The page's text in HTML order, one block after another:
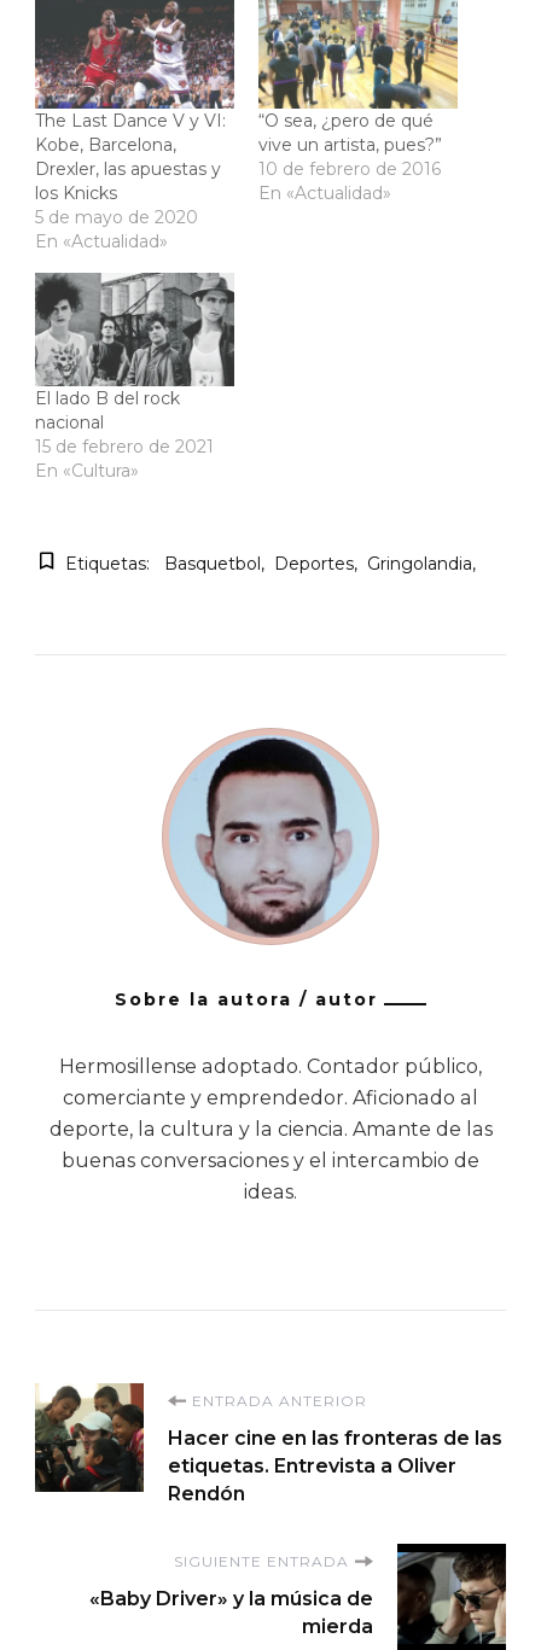
The Last Dance V y VI:
Kobe, Barcelona,
Drexler, las apuestas y
los Knicks
5 de mayo de 2020
En «Actualidad»
“O sea, ¿pero de qué
vive un artista, pues?”
10 de febrero de 2016
En «Actualidad»
El lado B del rock
nacional
15 de febrero de 2021
En «Cultura»
Etiquetas: Basquetbol Deportes Gringolandia
Sobre la autora / autor
Hermosillense adoptado. Contador público,
comerciante y emprendedor. Aficionado al
deporte, la cultura y la ciencia. Amante de las
buenas conversaciones y el intercambio de
ideas.
Navegación
de
ENTRADA ANTERIOR
Hacer cine en las fronteras de las
etiquetas. Entrevista a Oliver
Rendón
SIGUIENTE ENTRADA
«Baby Driver» y la música de
mierda